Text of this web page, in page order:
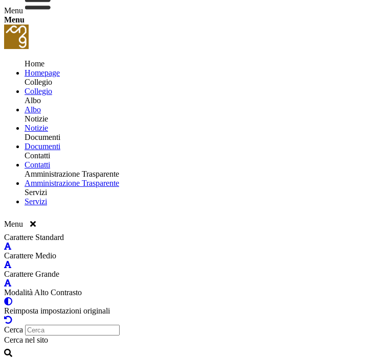
Menu
Menu
Home
Homepage
Collegio
Collegio
Albo
Albo
Notizie
Notizie
Documenti
Documenti
Contatti
Contatti
Amministrazione Trasparente
Amministrazione Trasparente
Servizi
Servizi
Menu
Carattere Standard
Carattere Medio
Carattere Grande
Modalità Alto Contrasto
Reimposta impostazioni originali
Cerca
Cerca nel sito